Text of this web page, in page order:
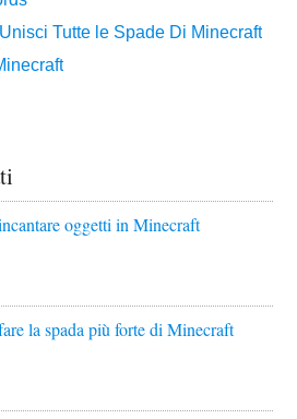
oggetti in Minecraft
la spada più forte di Minecraft